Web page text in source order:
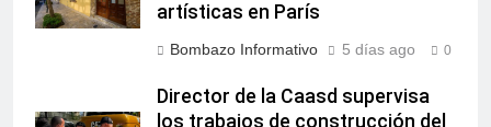
artísticas en París
Bombazo Informativo 5 días ago 0
Director de la Caasd supervisa
los trabajos de construcción del